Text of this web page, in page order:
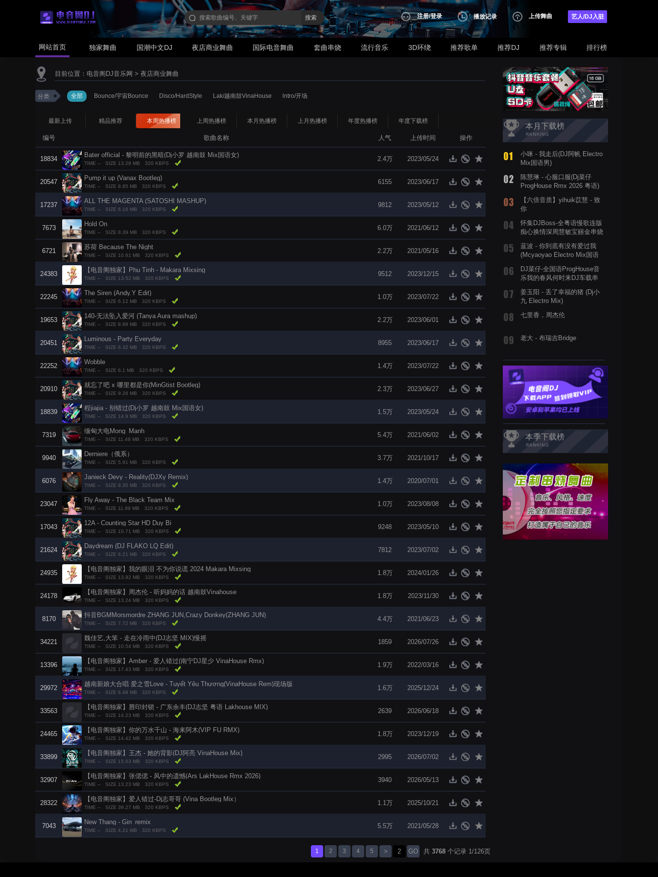
搜索 注册/登录 播放记录 上传舞曲 艺人/DJ入驻
网站首页 独家舞曲 国潮中文DJ 夜店商业舞曲 国际电音舞曲 套曲串烧 流行音乐 3D环绕 推荐歌单 推荐DJ 推荐专辑 排行榜
目前位置： 电音阁DJ音乐网 > 夜店商业舞曲
分类 全部 Bounce/宇宙Bounce Disco/HardStyle Lak/越南鼓VinaHouse lntro/开场
最新上传 精品推荐 本周热播榜 上周热播榜 本月热播榜 上月热播榜 年度热播榜 年度下载榜
编号 歌曲名称 人气 上传时间 操作
18834
Bater official - 黎明前的黑暗(Dj小罗 越南鼓 Mix国语女)
TIME -- SIZE 13.28 MB 320 KBPS
2.4万 2023/05/24
20547
Pump it up (Vanax Bootleg)
TIME -- SIZE 8.85 MB 320 KBPS
6155 2023/06/17
17237
ALL THE MAGENTA (SATOSHI MASHUP)
TIME -- SIZE 6.16 MB 320 KBPS
9812 2023/05/12
7673
Hold On
TIME -- SIZE 8.39 MB 320 KBPS
6.0万 2021/06/12
6721
苏荷 Because The Night
TIME -- SIZE 10.61 MB 320 KBPS
2.2万 2021/05/16
24383
【电音阁独家】Phu Tinh - Makara Mixsing
TIME -- SIZE 13.52 MB 320 KBPS
9512 2023/12/15
22245
The Siren (Andy.Y Edit)
TIME -- SIZE 6.12 MB 320 KBPS
1.0万 2023/07/22
19653
140-无法坠入爱河 (Tanya Aura mashup)
TIME -- SIZE 8.88 MB 320 KBPS
2.2万 2023/06/01
20451
Luminous - Party Everyday
TIME -- SIZE 6.32 MB 320 KBPS
8955 2023/06/17
22252
Wobble
TIME -- SIZE 6.1 MB 320 KBPS
1.4万 2023/07/22
20910
就忘了吧 x 哪里都是你(MinGtist Bootleg)
TIME -- SIZE 9.26 MB 320 KBPS
2.3万 2023/06/27
18839
程jiajia - 别错过(Dj小罗 越南鼓 Mix国语女)
TIME -- SIZE 14.9 MB 320 KBPS
1.5万 2023/05/24
7319
缅甸大电Mong_Manh
TIME -- SIZE 11.48 MB 320 KBPS
5.4万 2021/06/02
9940
Derniere（俄系）
TIME -- SIZE 5.91 MB 320 KBPS
3.7万 2021/10/17
6076
Janieck Devy - Reality(DJXy Remix)
TIME -- SIZE 8.35 MB 320 KBPS
1.4万 2020/07/01
23047
Fly Away - The Black Team Mix
TIME -- SIZE 11.99 MB 320 KBPS
1.0万 2023/08/08
17043
12A - Counting Star HD Duy Bi
TIME -- SIZE 10.71 MB 320 KBPS
9248 2023/05/10
21624
Daydream (DJ FLAKO LQ Edit)
TIME -- SIZE 6.21 MB 320 KBPS
7812 2023/07/02
24935
【电音阁独家】我的眼泪 不为你说谎 2024 Makara Mixsing
TIME -- SIZE 13.92 MB 320 KBPS
1.8万 2024/01/26
24178
【电音阁独家】周杰伦 - 听妈妈的话 越南鼓Vinahouse
TIME -- SIZE 13.24 MB 320 KBPS
1.8万 2023/11/30
8170
抖音BGMMorsmordre ZHANG JUN,Crazy Donkey(ZHANG JUN)
TIME -- SIZE 7.72 MB 320 KBPS
4.4万 2021/06/23
34221
魏佳艺,大笨 - 走在冷雨中(DJ志坚 MIX)慢摇
TIME -- SIZE 10.54 MB 320 KBPS
1859 2026/07/26
13396
【电音阁独家】Amber - 爱人错过(南宁DJ星少 VinaHouse Rmx)
TIME -- SIZE 17.43 MB 320 KBPS
1.9万 2022/03/16
29972
越南新娘大合唱 爱之雪Love - Tuyết Yêu Thương(VinaHouse Rem)现场版
TIME -- SIZE 6.48 MB 320 KBPS
1.6万 2025/12/24
33563
【电音阁独家】唇印封锁 - 广东余丰(DJ志坚 粤语 Lakhouse MIX)
TIME -- SIZE 14.23 MB 320 KBPS
2639 2026/06/18
24465
【电音阁独家】你的万水千山 - 海来阿木(VIP FU RMX)
TIME -- SIZE 14.42 MB 320 KBPS
1.8万 2023/12/19
33899
【电音阁独家】王杰 - 她的背影(DJ阿亮 VinaHouse Mix)
TIME -- SIZE 15.03 MB 320 KBPS
2995 2026/07/02
32907
【电音阁独家】张偲偲 - 风中的遗憾(Ars LakHouse Rmx 2026)
TIME -- SIZE 13.23 MB 320 KBPS
3940 2026/05/13
28322
【电音阁独家】爱人错过-Dj志哥哥 (Vina Bootleg Mix）
TIME -- SIZE 39.27 MB 320 KBPS
1.1万 2025/10/21
7043
New Thang - Gin_remix
TIME -- SIZE 4.21 MB 320 KBPS
5.5万 2021/05/28
1 2 3 4 5 > GO 共 3768 个记录 1/126页
本月下载榜
小咪 - 我走后(DJ阿帆 Electro
Mix国语男)
陈慧琳 - 心服口服(Dj菜仔
ProgHouse Rmx 2026 粤语)
【六倍音质】yihuik苡慧 - 致
你
怀集DJBoss-全粤语慢歌连版
痴心换情深周慧敏宝丽金串烧
蓝波 - 你到底有没有爱过我
(Mcyaoyao Electro Mix国语
DJ菜仔-全国语ProgHouse音
乐我的春风何时来DJ车载串
姜玉阳 - 丢了幸福的猪 (Dj小
九 Electro Mix)
七里香，周杰伦
老大 - 布瑞吉Bridge
本季下载榜